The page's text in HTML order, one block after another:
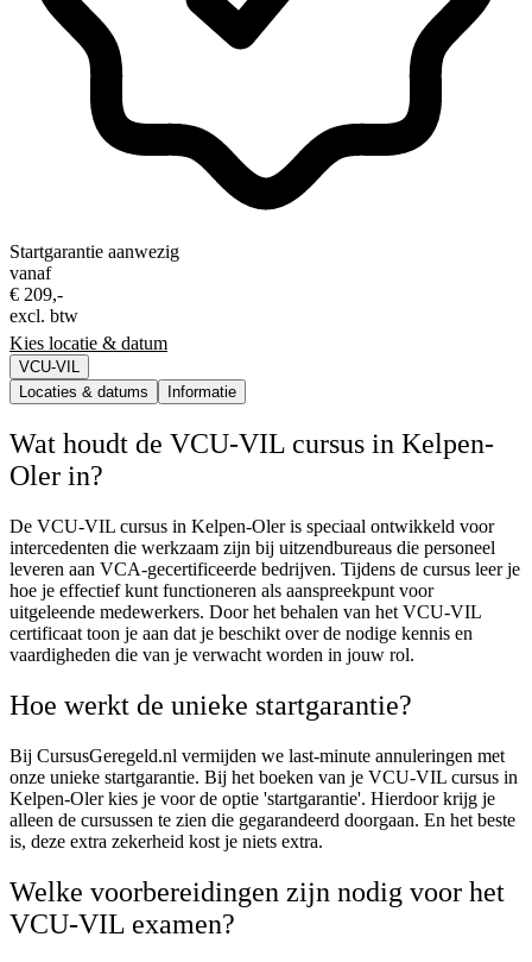
Startgarantie aanwezig
vanaf
€ 209,-
excl. btw
Kies locatie & datum
VCU-VIL
Locaties & datums
Informatie
Wat houdt de VCU-VIL cursus in Kelpen-
Oler in?
De VCU-VIL cursus in Kelpen-Oler is speciaal ontwikkeld voor
intercedenten die werkzaam zijn bij uitzendbureaus die personeel
leveren aan VCA-gecertificeerde bedrijven. Tijdens de cursus leer je
hoe je effectief kunt functioneren als aanspreekpunt voor
uitgeleende medewerkers. Door het behalen van het VCU-VIL
certificaat toon je aan dat je beschikt over de nodige kennis en
vaardigheden die van je verwacht worden in jouw rol.
Hoe werkt de unieke startgarantie?
Bij CursusGeregeld.nl vermijden we last-minute annuleringen met
onze unieke startgarantie. Bij het boeken van je VCU-VIL cursus in
Kelpen-Oler kies je voor de optie 'startgarantie'. Hierdoor krijg je
alleen de cursussen te zien die gegarandeerd doorgaan. En het beste
is, deze extra zekerheid kost je niets extra.
Welke voorbereidingen zijn nodig voor het
VCU-VIL examen?